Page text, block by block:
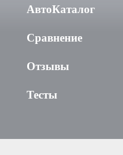
АвтоКаталог
Сравнение
Отзывы
Тесты